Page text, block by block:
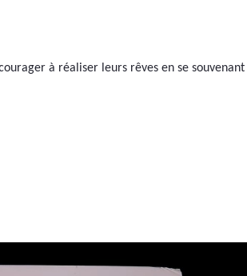
à réaliser leurs rêves en se souvenant